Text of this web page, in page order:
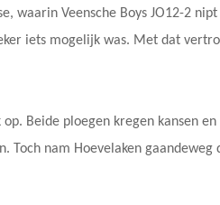
waarin Veensche Boys JO12-2
iets mogelijk was. Met dat
Beide ploegen kregen kansen
Toch nam Hoevelaken